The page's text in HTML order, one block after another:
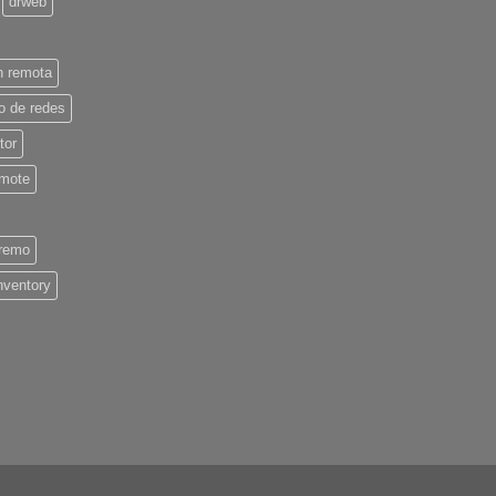
remota
de redes